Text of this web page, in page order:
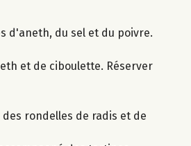
d'aneth, du sel et du poivre.
et de ciboulette. Réserver
rondelles de radis et de